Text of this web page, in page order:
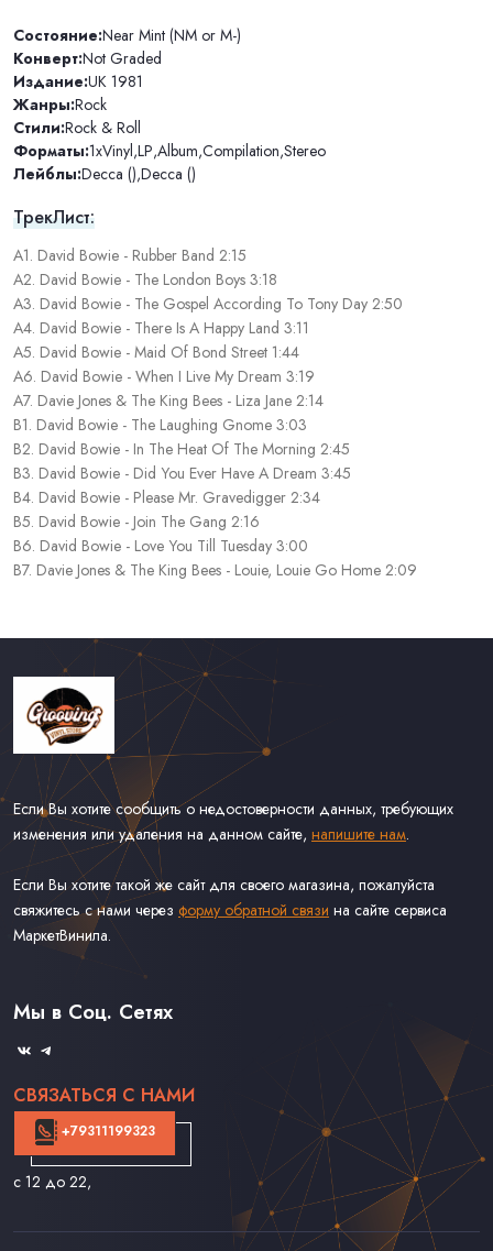
Состояние:Near Mint (NM or M-)
Конверт:Not Graded
Издание:UK 1981
Жанры:Rock
Стили:Rock & Roll
Форматы:1xVinyl,LP,Album,Compilation,Stereo
Лейблы:Decca (),Decca ()
ТрекЛист:
A1. David Bowie - Rubber Band 2:15
A2. David Bowie - The London Boys 3:18
A3. David Bowie - The Gospel According To Tony Day 2:50
A4. David Bowie - There Is A Happy Land 3:11
A5. David Bowie - Maid Of Bond Street 1:44
A6. David Bowie - When I Live My Dream 3:19
A7. Davie Jones & The King Bees - Liza Jane 2:14
B1. David Bowie - The Laughing Gnome 3:03
B2. David Bowie - In The Heat Of The Morning 2:45
B3. David Bowie - Did You Ever Have A Dream 3:45
B4. David Bowie - Please Mr. Gravedigger 2:34
B5. David Bowie - Join The Gang 2:16
B6. David Bowie - Love You Till Tuesday 3:00
B7. Davie Jones & The King Bees - Louie, Louie Go Home 2:09
Если Вы хотите сообщить о недостоверности данных, требующих
изменения или удаления на данном сайте, напишите нам.
Если Вы хотите такой же сайт для своего магазина, пожалуйста
свяжитесь с нами через форму обратной связи на сайте сервиса
МаркетВинила.
Связаться С Нами
Оферта
Мы в Соц. Сетях
СВЯЗАТЬСЯ С НАМИ
+79311199323
с 12 до 22,